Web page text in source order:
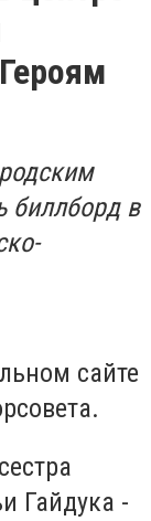
биллборд в
сайте
Гайдука -